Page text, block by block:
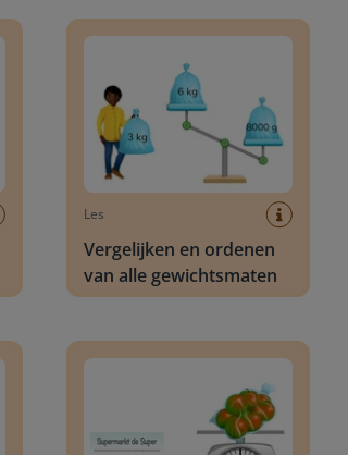
Les
Vergelijken en ordenen
van alle gewichtsmaten